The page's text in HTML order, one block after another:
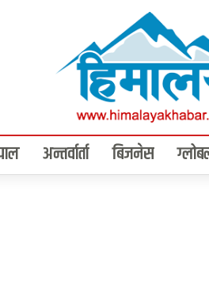
अन्तर्वार्ता बिजनेस